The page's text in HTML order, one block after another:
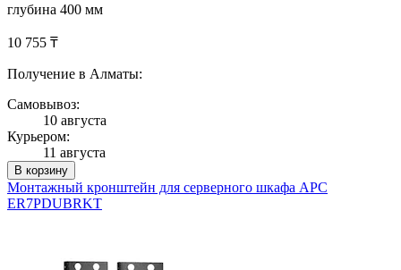
глубина 400 мм
10 755 ₸
Получение в Алматы:
Самовывоз:
10 августа
Курьером:
11 августа
В корзину
Монтажный кронштейн для серверного шкафа APC
ER7PDUBRKT